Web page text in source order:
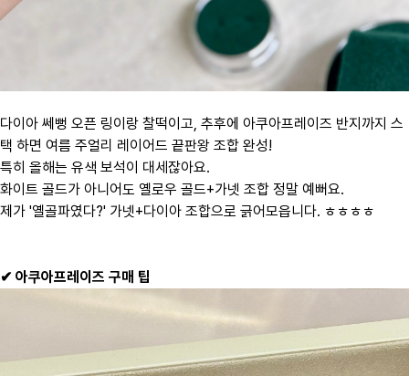
다이아 쎄뻥 오픈 링이랑 찰떡이고, 추후에 아쿠아프레이즈 반지까지 스
택 하면 여름 주얼리 레이어드 끝판왕 조합 완성!
특히 올해는 유색 보석이 대세잖아요.
화이트 골드가 아니어도 옐로우 골드+가넷 조합 정말 예뻐요.
제가 '옐골파였다?' 가넷+다이아 조합으로 긁어모읍니다. ㅎㅎㅎㅎ
✔ 아쿠아프레이즈 구매 팁